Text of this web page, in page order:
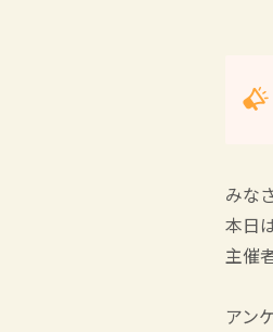
みな
本日
主催
アン